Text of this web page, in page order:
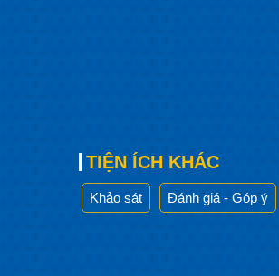
TIỆN ÍCH KHÁC
Khảo sát Đánh giá - Góp ý